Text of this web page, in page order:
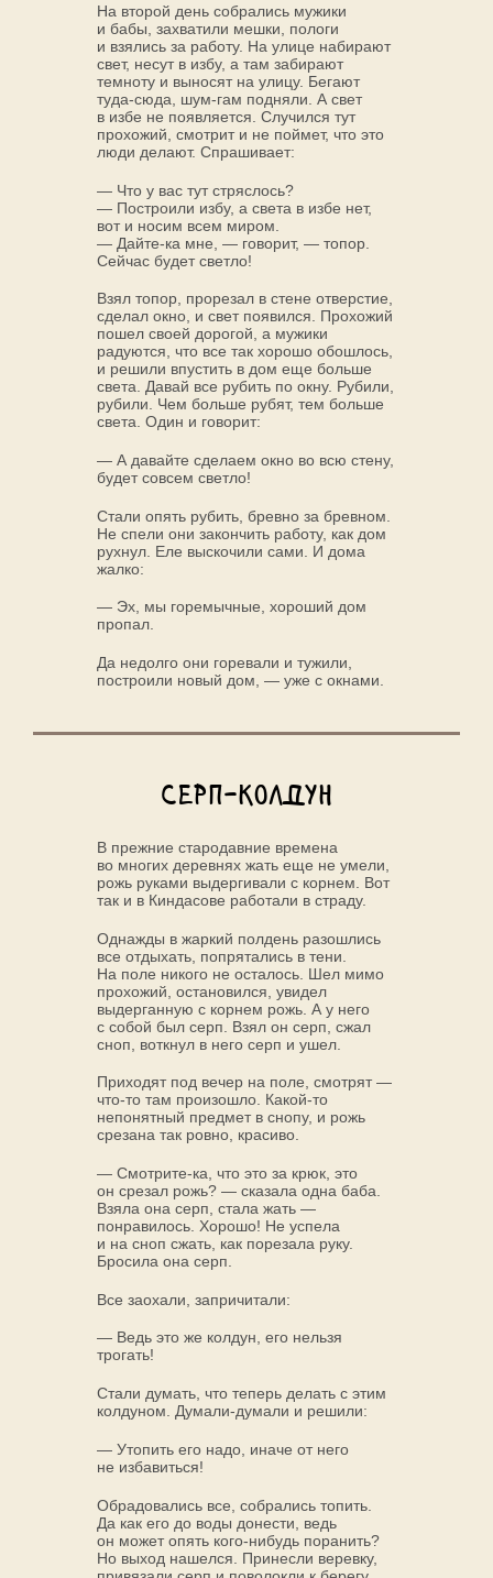
На второй день собрались мужики
и бабы, захватили мешки, пологи
и взялись за работу. На улице набирают
свет, несут в избу, а там забирают
темноту и выносят на улицу. Бегают
туда-сюда, шум-гам подняли. А свет
в избе не появляется. Случился тут
прохожий, смотрит и не поймет, что это
люди делают. Спрашивает:
— Что у вас тут стряслось?
— Построили избу, а света в избе нет,
вот и носим всем миром.
— Дайте-ка мне, — говорит, — топор.
Сейчас будет светло!
Взял топор, прорезал в стене отверстие,
сделал окно, и свет появился. Прохожий
пошел своей дорогой, а мужики
радуются, что все так хорошо обошлось,
и решили впустить в дом еще больше
света. Давай все рубить по окну. Рубили,
рубили. Чем больше рубят, тем больше
света. Один и говорит:
— А давайте сделаем окно во всю стену,
будет совсем светло!
Стали опять рубить, бревно за бревном.
Не спели они закончить работу, как дом
рухнул. Еле выскочили сами. И дома
жалко:
— Эх, мы горемычные, хороший дом
пропал.
Да недолго они горевали и тужили,
построили новый дом, — уже с окнами.
Серп-колдун
В прежние стародавние времена
во многих деревнях жать еще не умели,
рожь руками выдергивали с корнем. Вот
так и в Киндасове работали в страду.
Однажды в жаркий полдень разошлись
все отдыхать, попрятались в тени.
На поле никого не осталось. Шел мимо
прохожий, остановился, увидел
выдерганную с корнем рожь. А у него
с собой был серп. Взял он серп, сжал
сноп, воткнул в него серп и ушел.
Приходят под вечер на поле, смотрят —
что-то там произошло. Какой-то
непонятный предмет в снопу, и рожь
срезана так ровно, красиво.
— Смотрите-ка, что это за крюк, это
он срезал рожь? — сказала одна баба.
Взяла она серп, стала жать —
понравилось. Хорошо! Не успела
и на сноп сжать, как порезала руку.
Бросила она серп.
Все заохали, запричитали:
— Ведь это же колдун, его нельзя
трогать!
Стали думать, что теперь делать с этим
колдуном. Думали-думали и решили:
— Утопить его надо, иначе от него
не избавиться!
Обрадовались все, собрались топить.
Да как его до воды донести, ведь
он может опять кого-нибудь поранить?
Но выход нашелся. Принесли веревку,